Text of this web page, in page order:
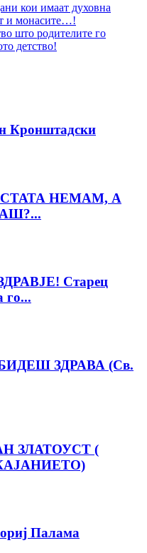
кои имаат духовна
и монасите…!
што родителите го
детство!
Кронштадски
НЕМАМ, А
Старец
го...
ЗДРАВА (Св.
ЗЛАТОУСТ (
Палама